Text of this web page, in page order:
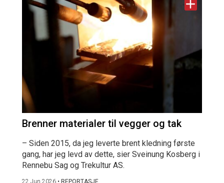
Brenner materialer til vegger og tak
– Siden 2015, da jeg leverte brent kledning første
gang, har jeg levd av dette, sier Sveinung Kosberg i
Rennebu Sag og Trekultur AS.
22 Jun 2026 • REPORTASJE